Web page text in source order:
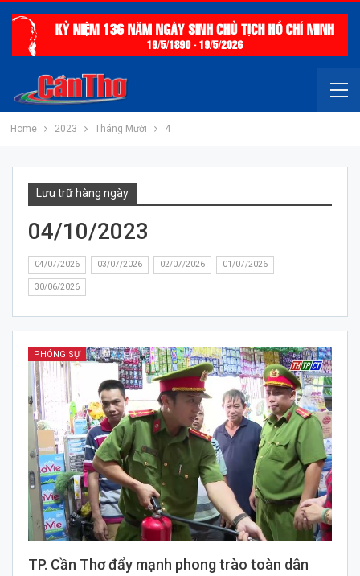
Home 2023 Tháng Mười 4
Lưu trữ hàng ngày
04/10/2023
04/07/2026 03/07/2026 02/07/2026 01/07/2026
30/06/2026
PHÓNG SỰ
TP. Cần Thơ đẩy mạnh phong trào toàn dân